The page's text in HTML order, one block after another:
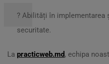
? Abilități în
securitate.
La practicweb.md, echipa